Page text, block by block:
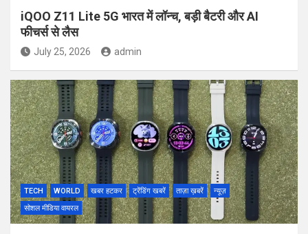
iQOO Z11 Lite 5G भारत में लॉन्च, बड़ी बैटरी और AI
फीचर्स से लैस
July 25, 2026 admin
TECH WORLD खबर हटकर ट्रेंडिंग खबरें ताज़ा ख़बरें
न्यूज़
सोशल मीडिया वायरल